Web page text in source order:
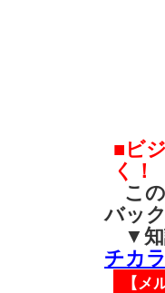
■ビ
く！
この
バッ
▼知
チカ
【メ